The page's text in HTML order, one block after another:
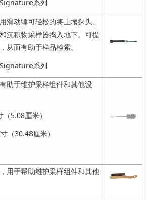
系列
滑动锤可轻松的将土壤探头、
沉积物采样器捣入地下。可提
从而有助于样品检索。
系列
助于维护采样组件和其他设
5.08厘米）
（30.48厘米）
用于帮助维护采样组件和其他